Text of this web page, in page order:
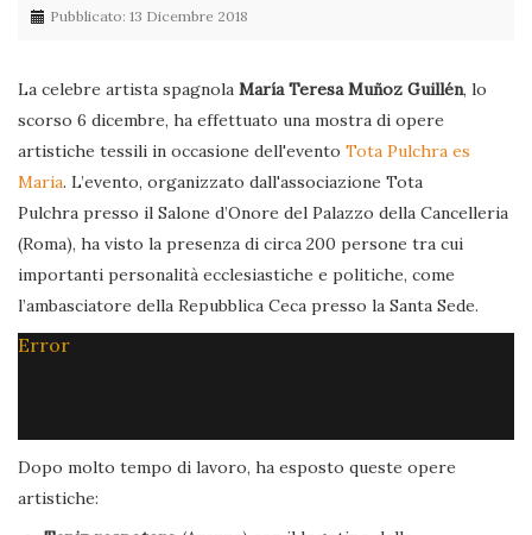
Pubblicato: 13 Dicembre 2018
La celebre artista spagnola María Teresa Muñoz Guillén, lo
scorso 6 dicembre, ha effettuato una mostra di opere
artistiche tessili in occasione dell'evento Tota Pulchra es
Maria. L’evento, organizzato dall'associazione Tota
Pulchra presso il Salone d’Onore del Palazzo della Cancelleria
(Roma), ha visto la presenza di circa 200 persone tra cui
importanti personalità ecclesiastiche e politiche, come
l’ambasciatore della Repubblica Ceca presso la Santa Sede.
Error
Dopo molto tempo di lavoro, ha esposto queste opere
artistiche: